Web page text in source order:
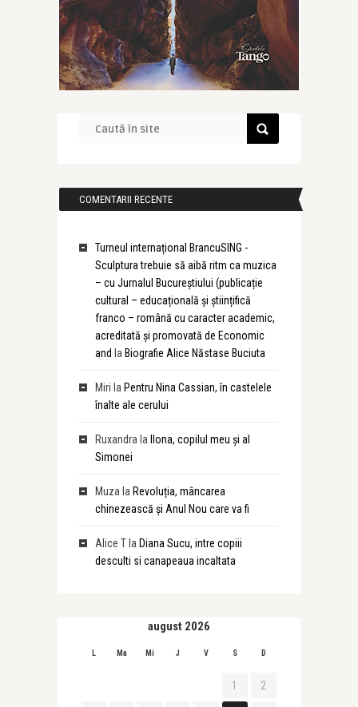
COMENTARII RECENTE
Turneul internațional BrancuSING -
Sculptura trebuie să aibă ritm ca muzica
– cu Jurnalul Bucureștiului (publicație
cultural – educațională și științifică
franco – română cu caracter academic,
acreditată și promovată de Economic
and la Biografie Alice Năstase Buciuta
Miri la Pentru Nina Cassian, în castelele
înalte ale cerului
Ruxandra la
Ilona, copilul meu și al
Simonei
Muza la Revoluția, mâncarea
chinezească și Anul Nou care va fi
Alice Tla Diana Sucu, intre copiii
desculti si canapeaua incaltata
august 2026
L Ma Mi J V S D
1 2